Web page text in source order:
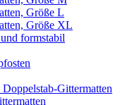
Größe L
Größe XL
formstabil
Gittermatten